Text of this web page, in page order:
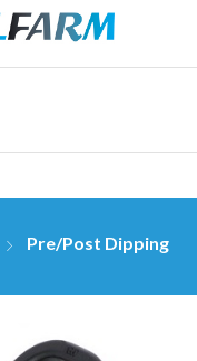
Pre/post Dipping